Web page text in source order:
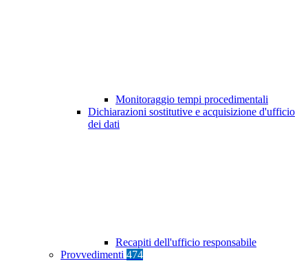
Monitoraggio tempi procedimentali
Dichiarazioni sostitutive e acquisizione d'ufficio
dei dati
Recapiti dell'ufficio responsabile
Provvedimenti 474